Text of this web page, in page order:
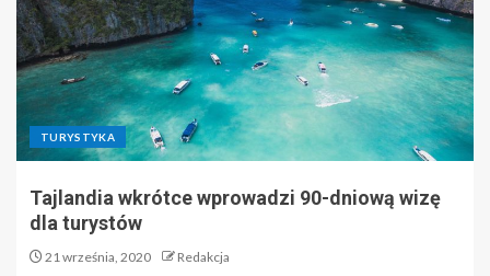
TURYSTYKA
Tajlandia wkrótce wprowadzi 90-dniową wizę
dla turystów
21 września, 2020 Redakcja